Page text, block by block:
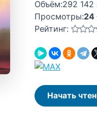
Объём:292 142
Просмотры:24
Рейтинг:
Начать